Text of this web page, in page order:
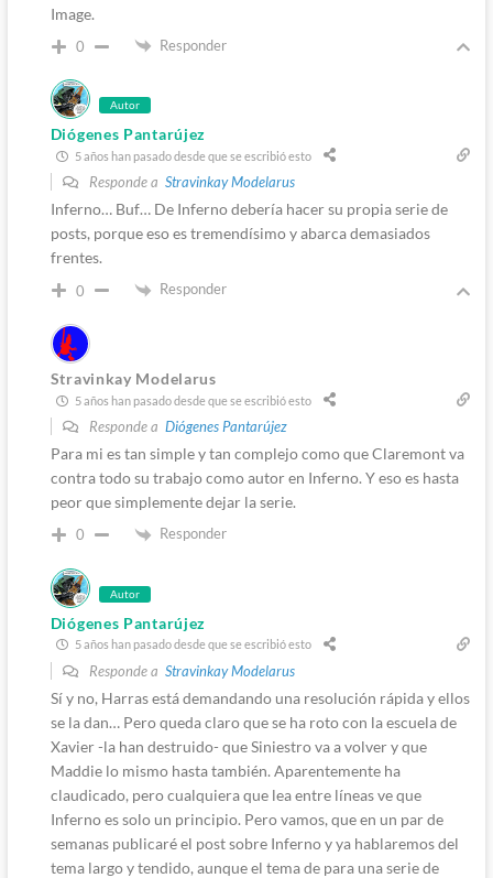
Image.
0 Responder
Autor
Diógenes Pantarújez
5 años han pasado desde que se escribió esto
Responde a Stravinkay Modelarus
Inferno… Buf… De Inferno debería hacer su propia serie de
posts, porque eso es tremendísimo y abarca demasiados
frentes.
0 Responder
Stravinkay Modelarus
5 años han pasado desde que se escribió esto
Responde a Diógenes Pantarújez
Para mi es tan simple y tan complejo como que Claremont va
contra todo su trabajo como autor en Inferno. Y eso es hasta
peor que simplemente dejar la serie.
0 Responder
Autor
Diógenes Pantarújez
5 años han pasado desde que se escribió esto
Responde a Stravinkay Modelarus
Sí y no, Harras está demandando una resolución rápida y ellos
se la dan… Pero queda claro que se ha roto con la escuela de
Xavier -la han destruido- que Siniestro va a volver y que
Maddie lo mismo hasta también. Aparentemente ha
claudicado, pero cualquiera que lea entre líneas ve que
Inferno es solo un principio. Pero vamos, que en un par de
semanas publicaré el post sobre Inferno y ya hablaremos del
tema largo y tendido, aunque el tema de para una serie de